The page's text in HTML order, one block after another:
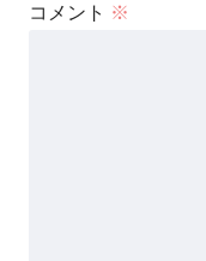
コメント ※